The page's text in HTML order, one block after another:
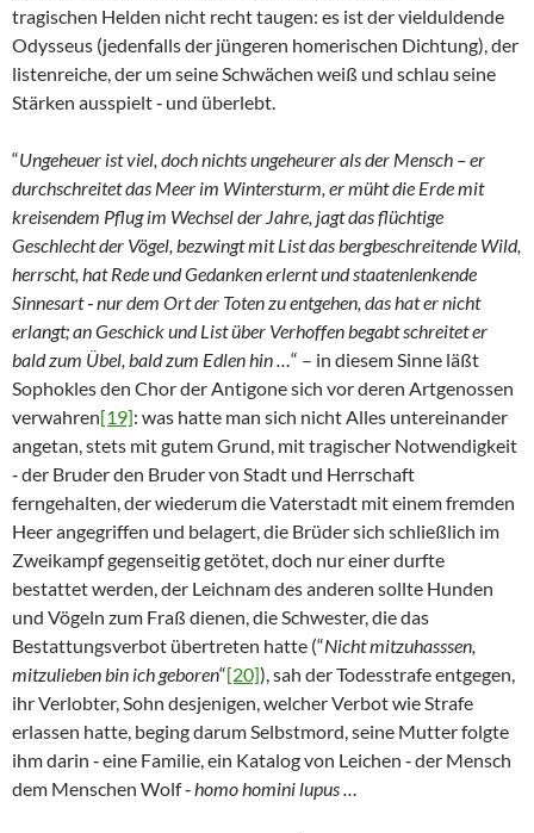
tragischen Helden nicht recht taugen: es ist der vielduldende
Odysseus (jedenfalls der jüngeren homerischen Dichtung), der
listenreiche, der um seine Schwächen weiß und schlau seine
Stärken ausspielt ‑ und überlebt.
“Ungeheuer ist viel, doch nichts ungeheurer als der Mensch – er
durchschreitet das Meer im Wintersturm, er müht die Erde mit
kreisendem Pflug im Wechsel der Jahre, jagt das flüchtige
Geschlecht der Vögel, bezwingt mit Listdas bergbeschreitende Wild,
herrscht, hat Rede und Gedanken erlernt und staatenlenkende
Sinnesart ‑ nur dem Ort der Toten zu entgehen, das hat er nicht
erlangt; an Geschick und List über Verhoffen begabt schreitet er
bald zum Übel, bald zum Edlen hin …“ – in diesem Sinne läßt
Sophokles den Chor der Antigone sich vor deren Artgenossen
verwahren[19]: was hatte man sich nicht Alles untereinander
angetan, stets mit gutem Grund, mit tragischer Notwendigkeit
‑ der Bruder den Bruder von Stadt und Herrschaft
ferngehalten, der wiederum die Vaterstadt mit einem fremden
Heer angegriffen und belagert, die Brüder sich schließlich im
Zweikampf gegenseitig getötet, doch nur einer durfte
bestattet werden, der Leichnam des anderen sollte Hunden
und Vögeln zum Fraß dienen, die Schwester, die das
Bestattungsverbot übertreten hatte (“Nicht mitzuhasssen,
mitzulieben bin ich geboren“[20]), sah der Todesstrafe entgegen,
ihr Verlobter, Sohn desjenigen, welcher Verbot wie Strafe
erlassen hatte, beging darum Selbstmord, seine Mutter folgte
ihm darin ‑ eine Familie, ein Katalog von Leichen ‑ der Mensch
dem Menschen Wolf ‑homo homini lupus …